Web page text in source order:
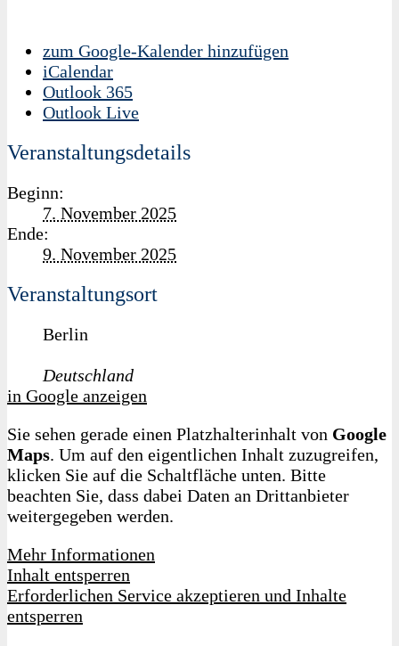
zum Google-Kalender hinzufügen
iCalendar
Outlook 365
Outlook Live
Veranstaltungsdetails
Beginn:
7. November 2025
Ende:
9. November 2025
Veranstaltungsort
Berlin
Deutschland
in Google anzeigen
Sie sehen gerade einen Platzhalterinhalt von Google
Maps. Um auf den eigentlichen Inhalt zuzugreifen,
klicken Sie auf die Schaltfläche unten. Bitte
beachten Sie, dass dabei Daten an Drittanbieter
weitergegeben werden.
Mehr Informationen
Inhalt entsperren
Erforderlichen Service akzeptieren und Inhalte
entsperren